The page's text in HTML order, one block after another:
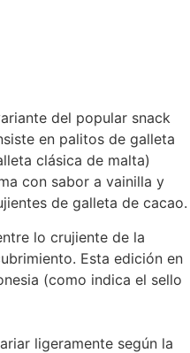
del popular snack
en palitos de galleta
clásica de malta)
con sabor a vainilla y
de galleta de cacao.
lo crujiente de la
Esta edición en
(como indica el sello
ligeramente según la